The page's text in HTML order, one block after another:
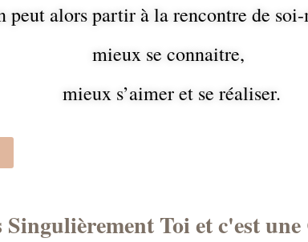
peut alors partir à la rencontre de
mieux se connaitre,
mieux s’aimer et se réaliser.
Singulièrement Toi et c'est une